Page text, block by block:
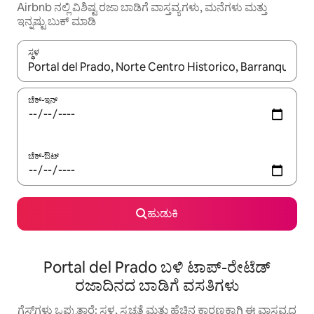
Airbnb ನಲ್ಲಿ ವಿಶಿಷ್ಟ ರಜಾ ಬಾಡಿಗೆ ವಾಸ್ತವ್ಯಗಳು, ಮನೆಗಳು ಮತ್ತು
ಇನ್ನಷ್ಟು ಬುಕ್ ಮಾಡಿ
ಸ್ಥಳ
ಫಲಿತಾಂಶಗಳು ಲಭ್ಯವಿರುವಾಗ, ಅಪ್ ಮತ್ತು ಡೌನ್ ಬಾಣದ ಕೀಲಿಗಳೊಂದಿಗೆ
ಚೆಕ್-ಇನ್
ಚೆಕ್-ಔಟ್
ಹುಡುಕಿ
Portal del Prado ಬಳಿ ಟಾಪ್-ರೇಟೆಡ್
ರಜಾದಿನದ ಬಾಡಿಗೆ ವಸತಿಗಳು
ಗೆಸ್ಟ್‌ಗಳು ಒಪ್ಪುತ್ತಾರೆ: ಸ್ಥಳ, ಸ್ವಚ್ಛತೆ ಮತ್ತು ಹೆಚ್ಚಿನ ಕಾರಣಕ್ಕಾಗಿ ಈ ವಾಸ್ತವ್ಯದ